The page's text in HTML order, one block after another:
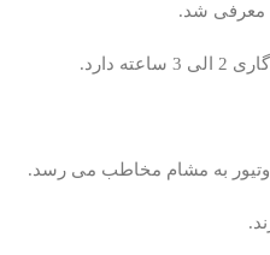
به مشام مخاطب می رسد.